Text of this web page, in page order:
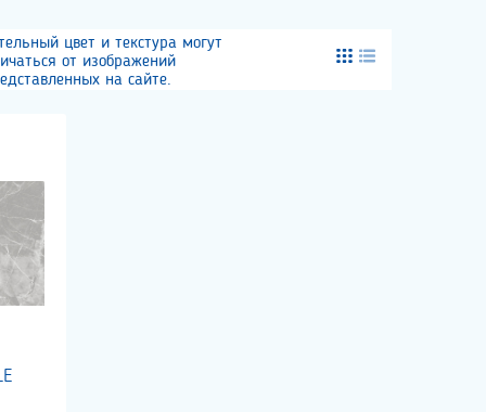
цвет и текстура могут
от изображений
на сайте.